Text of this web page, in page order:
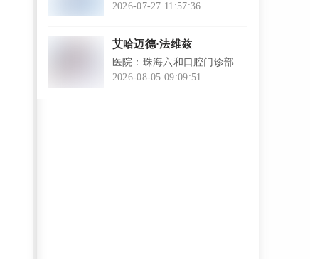
2026-07-27 11:57:36
艾哈迈德·法维兹
医院：珠海六和口腔门诊部
（口岸店）
2026-08-05 09:09:51